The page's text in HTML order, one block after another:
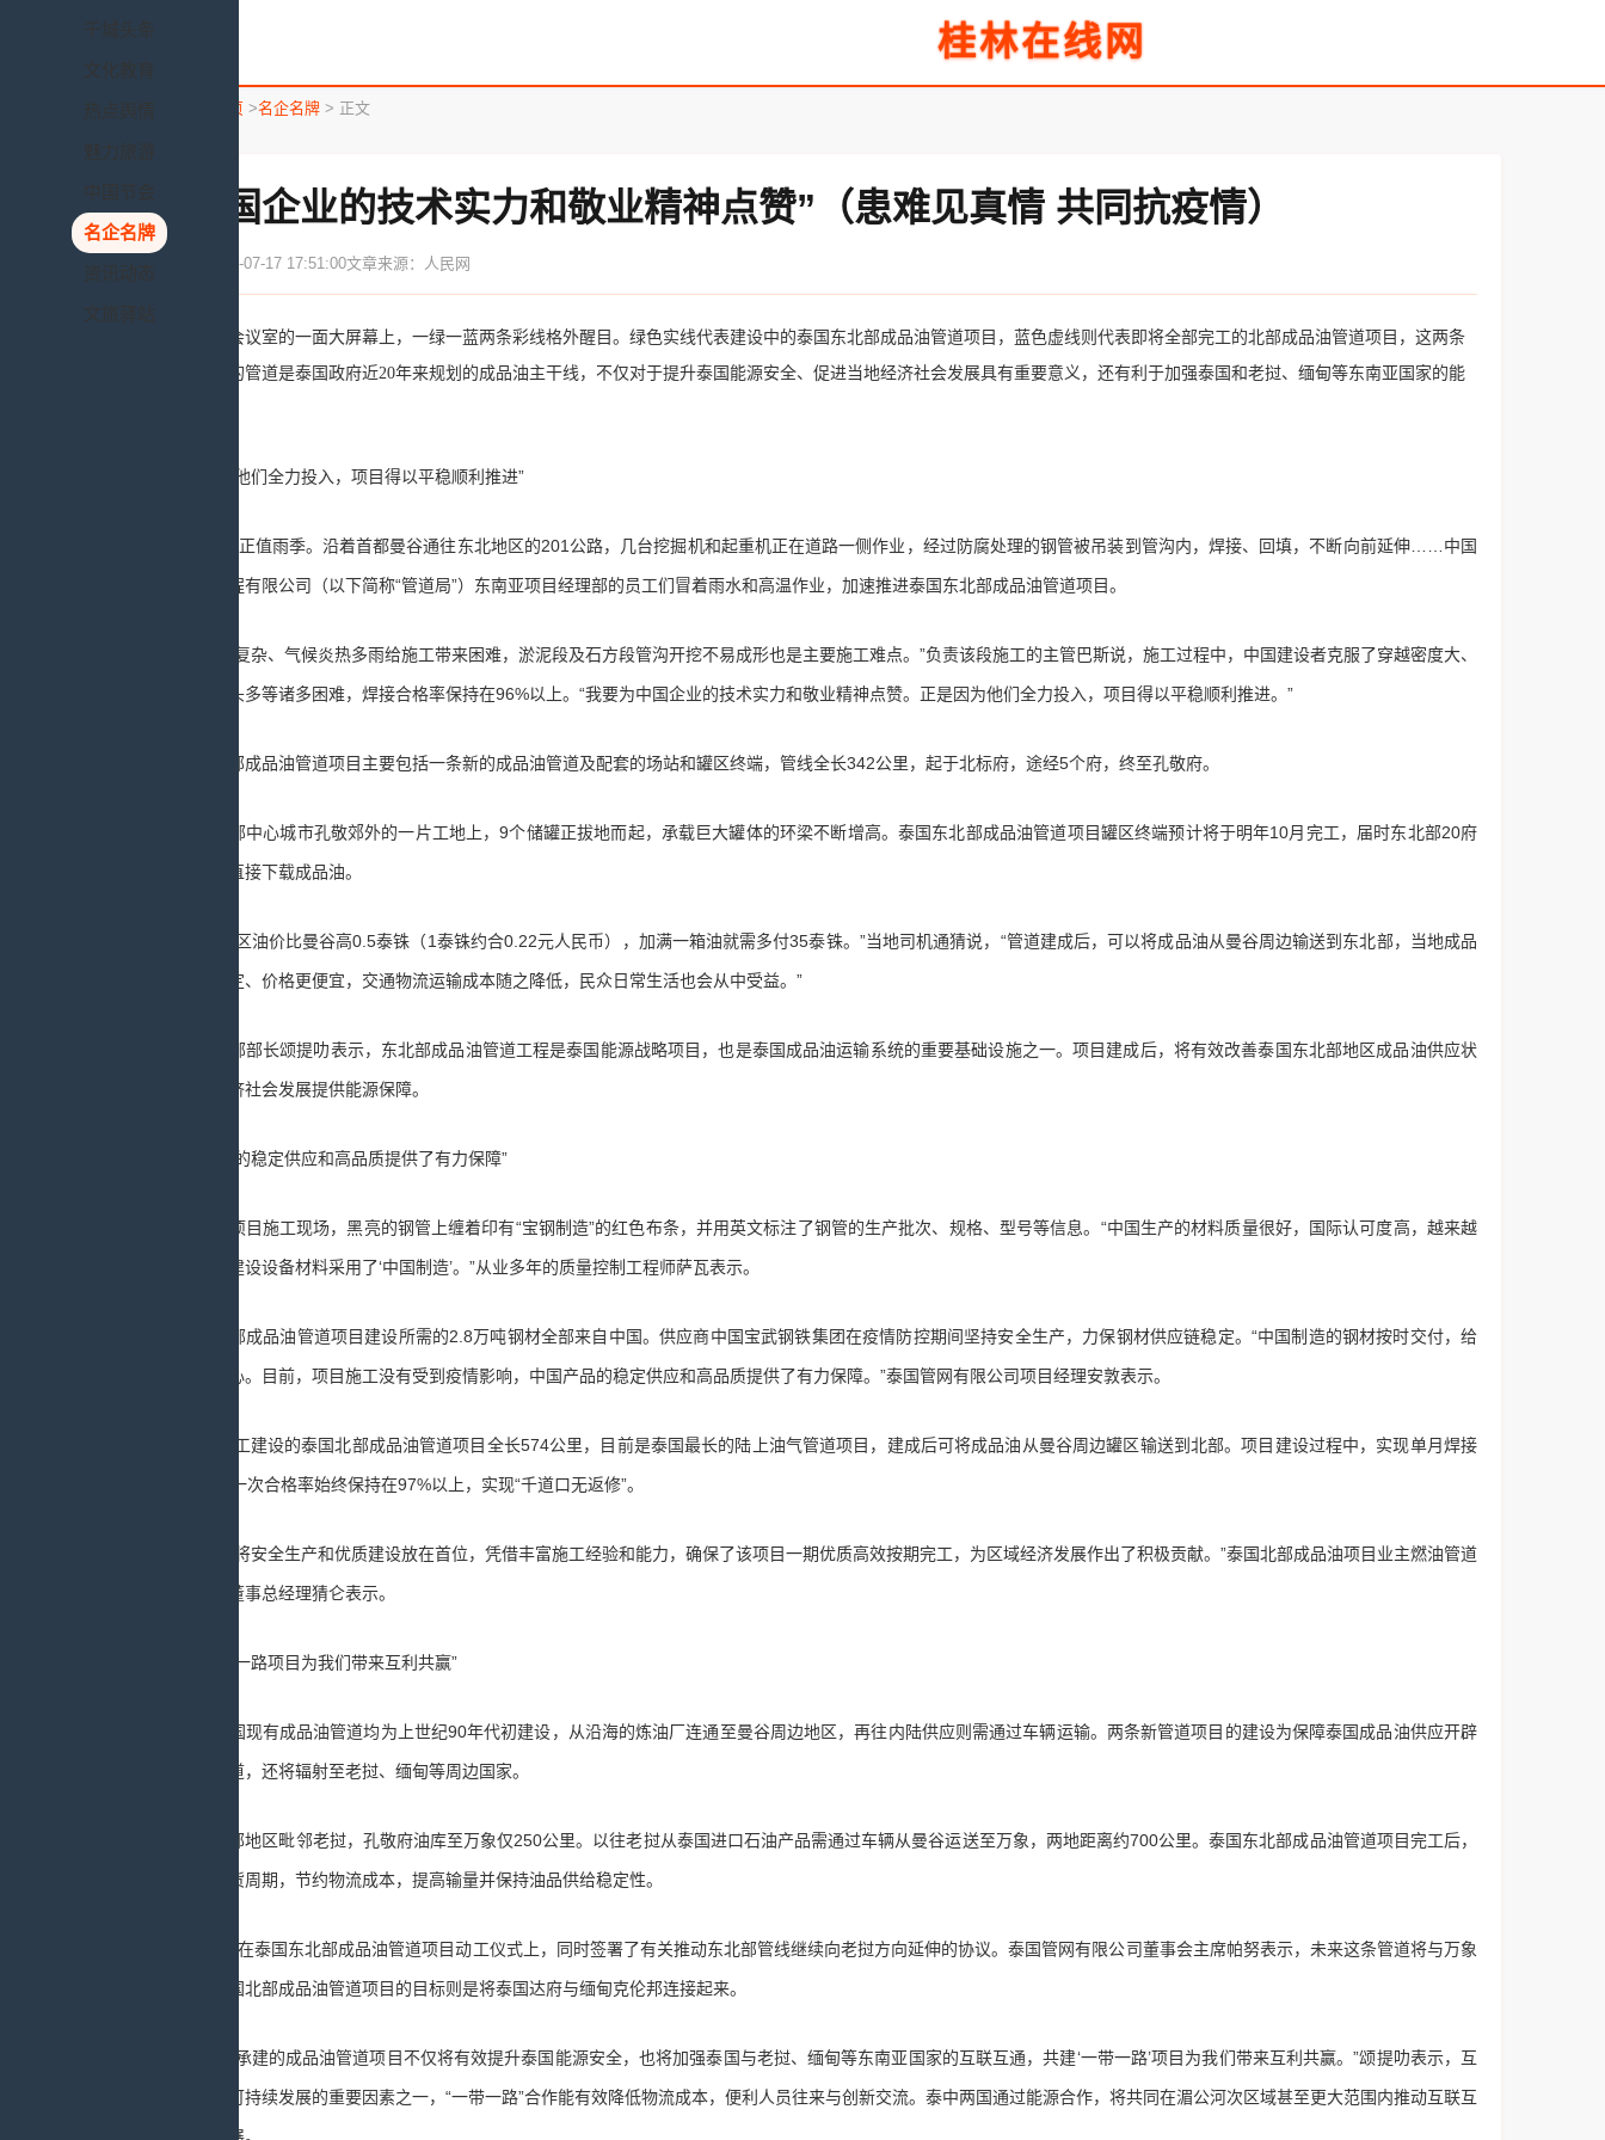
桂林在线网
文化教育
热点舆情
魅力旅游
中国节会
名企名牌
资讯动态
文旅驿站
您所在的位置： 首页 >名企名牌 > 正文
“为中国企业的技术实力和敬业精神点赞”（患难见真情 共同抗疫情）
发布时间：2020-07-17 17:51:00文章来源：人民网
在泰国能源部会议室的一面大屏幕上，一绿一蓝两条彩线格外醒目。绿色实线代表建设中的泰国东北部成品油管道项目，蓝色虚线则代表即将全部完工的北部成品油管道项目，这两条
中企参与建设的管道是泰国政府近20年来规划的成品油主干线，不仅对于提升泰国能源安全、促进当地经济社会发展具有重要意义，还有利于加强泰国和老挝、缅甸等东南亚国家的能
“正是因为他们全力投入，项目得以平稳顺利推进”
7月的泰国正值雨季。沿着首都曼谷通往东北地区的201公路，几台挖掘机和起重机正在道路一侧作业，经过防腐处理的钢管被吊装到管沟内，焊接、回填，不断向前延伸……中国
石油管道局工程有限公司（以下简称“管道局”）东南亚项目经理部的员工们冒着雨水和高温作业，加速推进泰国东北部成品油管道项目。
“当地地形复杂、气候炎热多雨给施工带来困难，淤泥段及石方段管沟开挖不易成形也是主要施工难点。”负责该段施工的主管巴斯说，施工过程中，中国建设者克服了穿越密度大、
地层复杂、留头多等诸多困难，焊接合格率保持在96%以上。“我要为中国企业的技术实力和敬业精神点赞。正是因为他们全力投入，项目得以平稳顺利推进。”
泰国东北部成品油管道项目主要包括一条新的成品油管道及配套的场站和罐区终端，管线全长342公里，起于北标府，途经5个府，终至孔敬府。
泰国东北部中心城市孔敬郊外的一片工地上，9个储罐正拔地而起，承载巨大罐体的环梁不断增高。泰国东北部成品油管道项目罐区终端预计将于明年10月完工，届时东北部20府
将可以从这里直接下载成品油。
“东北部地区油价比曼谷高0.5泰铢（1泰铢约合0.22元人民币），加满一箱油就需多付35泰铢。”当地司机通猜说，“管道建成后，可以将成品油从曼谷周边输送到东北部，当地成品
油供应将更稳定、价格更便宜，交通物流运输成本随之降低，民众日常生活也会从中受益。”
泰国能源部部长颂提叻表示，东北部成品油管道工程是泰国能源战略项目，也是泰国成品油运输系统的重要基础设施之一。项目建成后，将有效改善泰国东北部地区成品油供应状
况，为当地经济社会发展提供能源保障。
“中国产品的稳定供应和高品质提供了有力保障”
猜也蓬府项目施工现场，黑亮的钢管上缠着印有“宝钢制造”的红色布条，并用英文标注了钢管的生产批次、规格、型号等信息。“中国生产的材料质量很好，国际认可度高，越来越
多的泰国工程建设设备材料采用了‘中国制造’。”从业多年的质量控制工程师萨瓦表示。
泰国东北部成品油管道项目建设所需的2.8万吨钢材全部来自中国。供应商中国宝武钢铁集团在疫情防控期间坚持安全生产，力保钢材供应链稳定。“中国制造的钢材按时交付，给
了我们很大信心。目前，项目施工没有受到疫情影响，中国产品的稳定供应和高品质提供了有力保障。”泰国管网有限公司项目经理安敦表示。
2017年开工建设的泰国北部成品油管道项目全长574公里，目前是泰国最长的陆上油气管道项目，建成后可将成品油从曼谷周边罐区输送到北部。项目建设过程中，实现单月焊接
90公里，焊接一次合格率始终保持在97%以上，实现“千道口无返修”。
“中国企业将安全生产和优质建设放在首位，凭借丰富施工经验和能力，确保了该项目一期优质高效按期完工，为区域经济发展作出了积极贡献。”泰国北部成品油项目业主燃油管道
输送有限公司董事总经理猜仑表示。
“共建一带一路项目为我们带来互利共赢”
目前，泰国现有成品油管道均为上世纪90年代初建设，从沿海的炼油厂连通至曼谷周边地区，再往内陆供应则需通过车辆运输。两条新管道项目的建设为保障泰国成品油供应开辟
了新的重要通道，还将辐射至老挝、缅甸等周边国家。
泰国东北部地区毗邻老挝，孔敬府油库至万象仅250公里。以往老挝从泰国进口石油产品需通过车辆从曼谷运送至万象，两地距离约700公里。泰国东北部成品油管道项目完工后，
将极大缩短交货周期，节约物流成本，提高输量并保持油品供给稳定性。
今年2月，在泰国东北部成品油管道项目动工仪式上，同时签署了有关推动东北部管线继续向老挝方向延伸的协议。泰国管网有限公司董事会主席帕努表示，未来这条管道将与万象
实现对接。泰国北部成品油管道项目的目标则是将泰国达府与缅甸克伦邦连接起来。
“中国企业承建的成品油管道项目不仅将有效提升泰国能源安全，也将加强泰国与老挝、缅甸等东南亚国家的互联互通，共建‘一带一路’项目为我们带来互利共赢。”颂提叻表示，互
联互通是推动可持续发展的重要因素之一，“一带一路”合作能有效降低物流成本，便利人员往来与创新交流。泰中两国通过能源合作，将共同在湄公河次区域甚至更大范围内推动互联互